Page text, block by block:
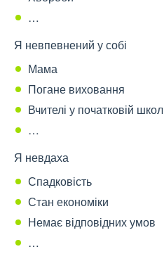
…
Я невпевнений у собі
Мама
Погане виховання
Вчителі у початковій
…
Я невдаха
Спадковість
Стан економіки
Немає відповідних умов
…